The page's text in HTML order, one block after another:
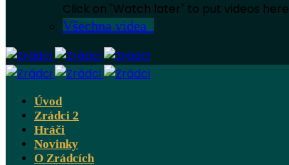
Click on "Watch later" to put videos here
Všechna videa
Úvod
Zrádci 2
Hráči
Novinky
O Zrádcích